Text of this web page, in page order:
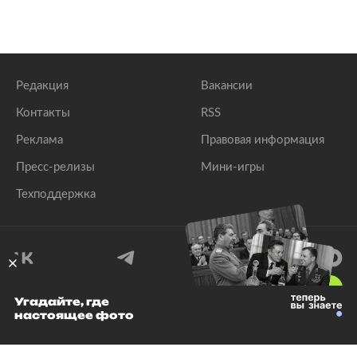
Редакция
Контакты
Реклама
Пресс-релизы
Техподдержка
Вакансии
RSS
Правовая информация
Мини-игры
© 1999–2026 Все права защищены.
Угадайте, где
настоящее фото